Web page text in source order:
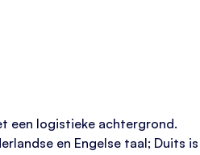
een logistieke achtergrond.
en Engelse taal; Duits